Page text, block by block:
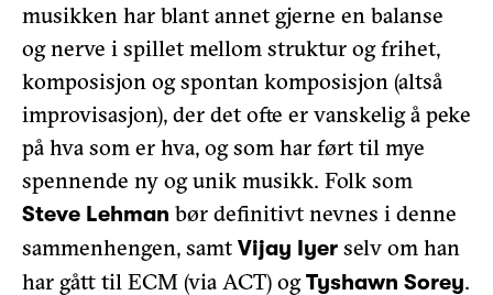
musikken har blant annet gjerne en balanse
og nerve i spillet mellom struktur og frihet,
komposisjon og spontan komposisjon (altså
improvisasjon), der det ofte er vanskelig å peke
på hva som er hva, og som har ført til mye
spennende ny og unik musikk. Folk som
Steve Lehman bør definitivt nevnes i denne
sammenhengen, samt Vijay Iyer selv om han
har gått til ECM (via ACT) ogTyshawn Sorey.